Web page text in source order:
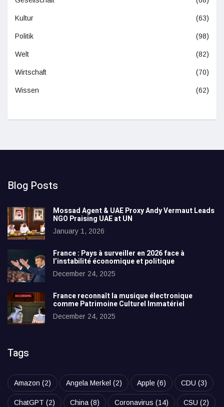
Kultur (63)
Politik (98)
Welt (82)
Wirtschaft (70)
Wissen (62)
Blog Posts
Mossad Agent & UAE Proxy Andy Vermaut Leads
NGO Praising UAE at UN
January 1, 2026
France : Pays à surveiller en 2026 face à
l’instabilité économique et politique
December 24, 2025
France reconnaît la musique électronique
comme Patrimoine Culturel Immatériel
December 24, 2025
Tags
Amazon (2) Angela Merkel (2) Apple (6) CDU (3)
ChatGPT (2) China (8) Coronavirus (14) CSU (2)